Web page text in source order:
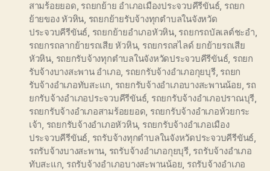
สามร้อยยอด, รถยกย้าย อำเภอเมืองประจวบคีรีขันธ์, รถยก
ย้ายของ หัวหิน, รถยกย้ายรับจ้างทุกตำบลในจังหวัด
ประจวบคีรีขันธ์, รถยกย้ายอำเภอหัวหิน, รถยกรถบัลเลต์ชะอำ,
รถยกรถลากย้ายรถเสีย หัวหิน, รถยกรถสไลด์ ยกย้ายรถเสีย
หัวหิน, รถยกรับจ้างทุกตำบลในจังหวัดประจวบคีรีขันธ์, รถยก
รับจ้างบางสะพาน อำเภอ, รถยกรับจ้างอำเภอกุยบุรี, รถยก
รับจ้างอำเภอทับสะแก, รถยกรับจ้างอำเภอบางสะพานน้อย, รถ
ยกรับจ้างอำเภอประจวบคีรีขันธ์, รถยกรับจ้างอำเภอปราณบุรี,
รถยกรับจ้างอำเภอสามร้อยยอด, รถยกรับจ้างอำเภอห้วยกระ
เจ้า, รถยกรับจ้างอำเภอหัวหิน, รถยกรับจ้างอำเภอเมือง
ประจวบคีรีขันธ์, รถรับจ้างทุกตำบลในจังหวัดประจวบคีรีขันธ์,
รถรับจ้างบางสะพาน, รถรับจ้างอำเภอกุยบุรี, รถรับจ้างอำเภอ
ทับสะแก, รถรับจ้างอำเภอบางสะพานน้อย, รถรับจ้างอำเภอ